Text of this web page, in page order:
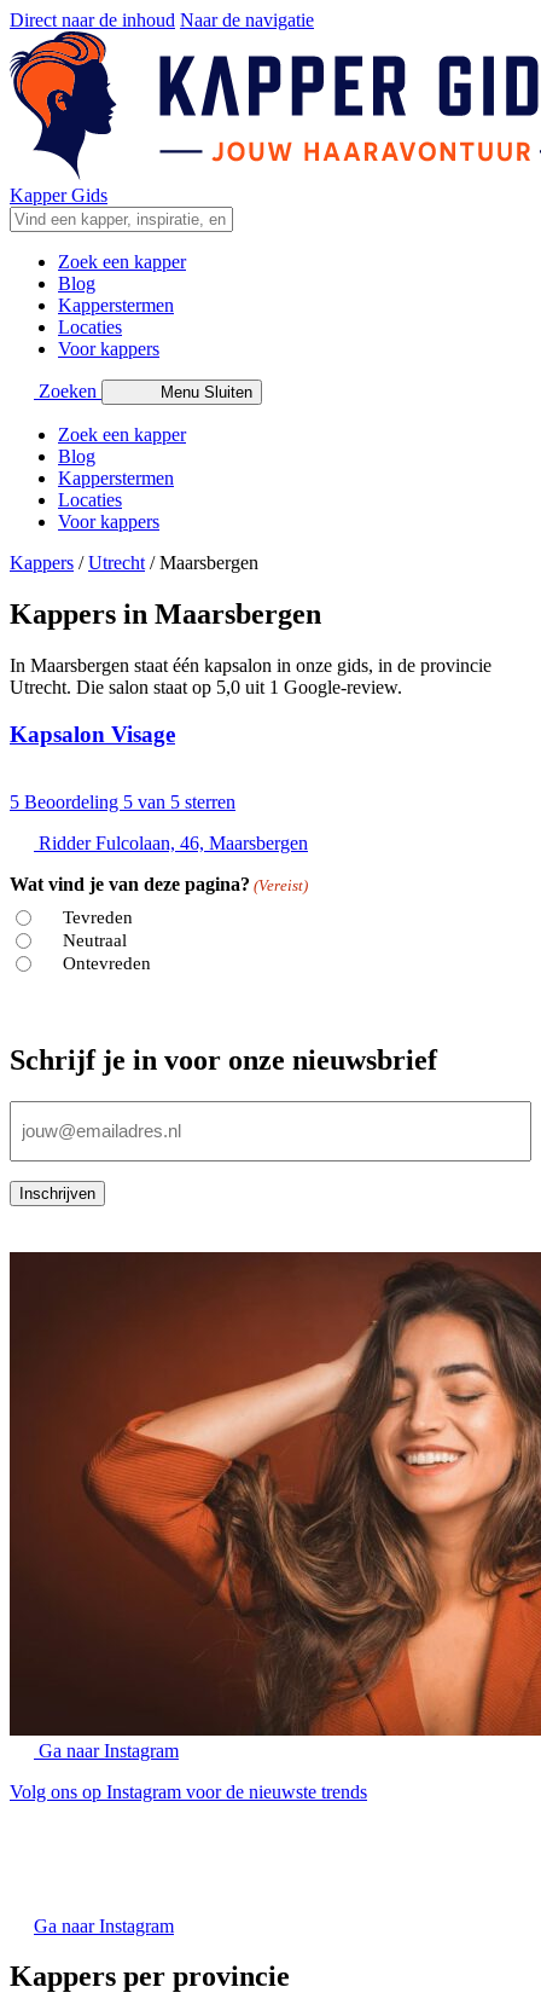
Direct naar de inhoud Naar de navigatie
Kapper Gids
Zoek een kapper
Blog
Kapperstermen
Locaties
Voor kappers
Zoeken Menu Sluiten
Zoek een kapper
Blog
Kapperstermen
Locaties
Voor kappers
Kappers /Utrecht /Maarsbergen
Kappers in Maarsbergen
In Maarsbergen staat één kapsalon in onze gids, in de provincie
Utrecht. Die salon staat op 5,0 uit 1 Google-review.
Kapsalon Visage
5 Beoordeling 5 van 5 sterren
Ridder Fulcolaan, 46, Maarsbergen
Wat vind je van deze pagina? (Vereist)
Tevreden
Neutraal
Ontevreden
Schrijf je in voor onze nieuwsbrief
mailadres
Inschrijven
Ga naar Instagram
Volg ons op Instagram voor de nieuwste trends
Ga naar Instagram
Kappers per provincie